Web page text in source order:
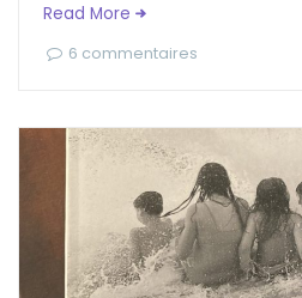
Read More
6 commentaires